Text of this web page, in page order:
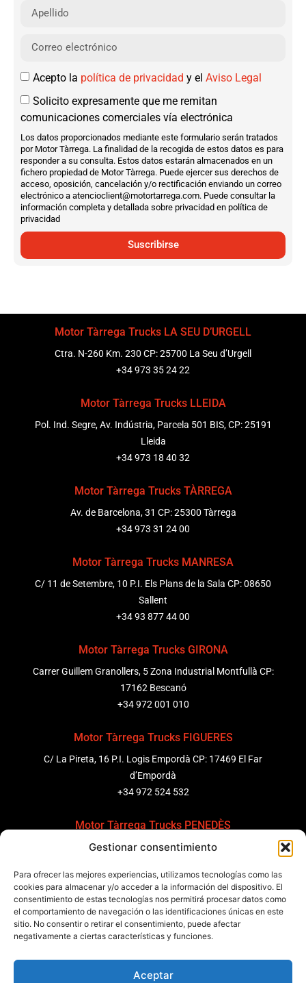
Gestionar consentimiento
Para ofrecer las mejores experiencias, utilizamos tecnologías como las
cookies para almacenar y/o acceder a la información del dispositivo. El
consentimiento de estas tecnologías nos permitirá procesar datos como
el comportamiento de navegación o las identificaciones únicas en este
sitio. No consentir o retirar el consentimiento, puede afectar
negativamente a ciertas características y funciones.
Aceptar
Acepto la política de privacidad y el Aviso Legal
Solicito expresamente que me remitan
comunicaciones comerciales vía electrónica
Los datos proporcionados mediante este formulario serán tratados
por Motor Tàrrega. La finalidad de la recogida de estos datos es para
responder a su consulta. Estos datos estarán almacenados en un
fichero propiedad de Motor Tàrrega. Puede ejercer sus derechos de
acceso, oposición, cancelación y/o rectificación enviando un correo
electrónico a atencioclient@motortarrega.com. Puede consultar la
información completa y detallada sobre privacidad en política de
privacidad
Suscribirse
Motor Tàrrega Trucks LA SEU D’URGELL
Ctra. N-260 Km. 230 CP: 25700 La Seu d’Urgell
+34 973 35 24 22
Motor Tàrrega Trucks LLEIDA
Pol. Ind. Segre, Av. Indústria, Parcela 501 BIS, CP: 25191
Lleida
+34 973 18 40 32
Motor Tàrrega Trucks TÀRREGA
Av. de Barcelona, 31 CP: 25300 Tàrrega
+34 973 31 24 00
Motor Tàrrega Trucks MANRESA
C/ 11 de Setembre, 10 P.I. Els Plans de la Sala CP: 08650
Sallent
+34 93 877 44 00
Motor Tàrrega Trucks GIRONA
Carrer Guillem Granollers, 5 Zona Industrial Montfullà CP:
17162 Bescanó
+34 972 001 010
Motor Tàrrega Trucks FIGUERES
C/ La Pireta, 16 P.I. Logis Empordà CP: 17469 El Far
d’Empordà
+34 972 524 532
Motor Tàrrega Trucks PENEDÈS
C/ Ponent 8, Pol. Ind. Sant Pere Molanta, CP: 08799
+34 931 69 11 91
Motor Tàrrega Trucks BARCELONA
Zona Franca, Carrer E, s/n 08040 Barcelona, España